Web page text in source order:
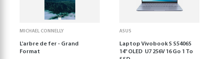
MICHAEL CONNELLY
L'arbre de fer - Grand
Format
ASUS
Laptop Vivobook S S5406S
14" OLED U7 256V 16 Go 1 To